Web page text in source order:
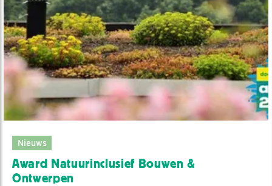
Nieuws
Award Natuurinclusief Bouwen &
Ontwerpen